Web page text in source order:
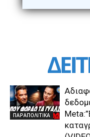
ΠΑΡΑΠΟΛΙΤΙΚΑ